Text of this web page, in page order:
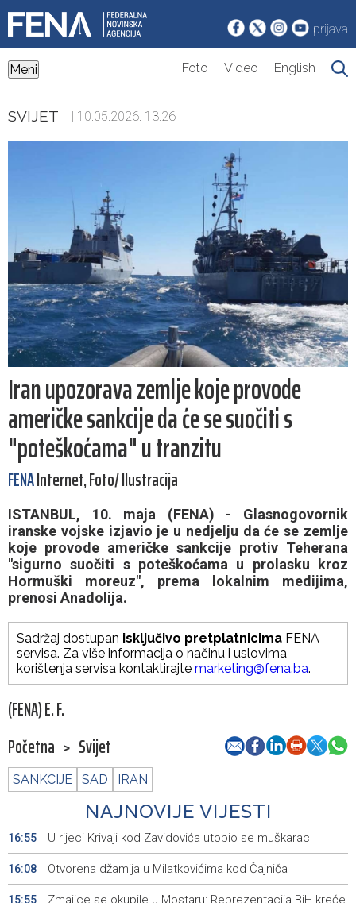
prijava
Meni Foto Video English
SVIJET | 10.05.2026. 13:26 |
Iran upozorava zemlje koje provode
američke sankcije da će se suočiti s
"poteškoćama" u tranzitu
FENAInternet, Foto/ Ilustracija
ISTANBUL, 10. maja (FENA) - Glasnogovornik
iranske vojske izjavio je u nedjelju da će se zemlje
koje provode američke sankcije protiv Teherana
"sigurno suočiti s poteškoćama u prolasku kroz
Hormuški moreuz", prema lokalnim medijima,
prenosi Anadolija.
Sadržaj dostupan isključivo pretplatnicima FENA
servisa. Za više informacija o načinu i uslovima
korištenja servisa kontaktirajte marketing@fena.ba.
(FENA) E. F.
Početna > Svijet
SANKCIJE SAD IRAN
NAJNOVIJE VIJESTI
16:55 U rijeci Krivaji kod Zavidovića utopio se muškarac
16:08 Otvorena džamija u Milatkovićima kod Čajniča
15:55